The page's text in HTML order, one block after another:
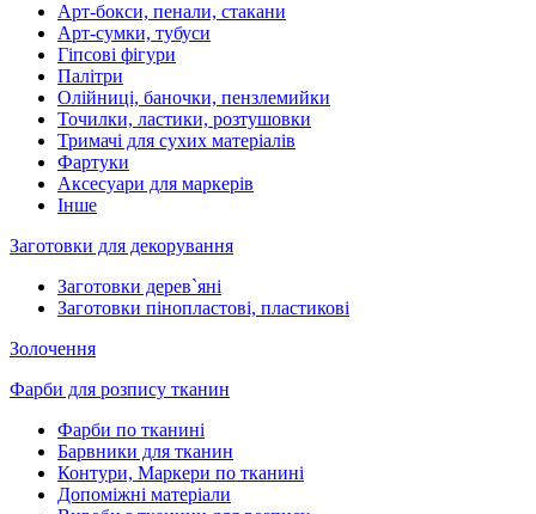
Арт-бокси, пенали, стакани
Арт-сумки, тубуси
Гіпсові фігури
Палітри
Олійниці, баночки, пензлемийки
Точилки, ластики, розтушовки
Тримачі для сухих матеріалів
Фартуки
Аксесуари для маркерів
Інше
Заготовки для декорування
Заготовки дерев`яні
Заготовки пінопластові, пластикові
Золочення
Фарби для розпису тканин
Фарби по тканині
Барвники для тканин
Контури, Маркери по тканині
Допоміжні матеріали